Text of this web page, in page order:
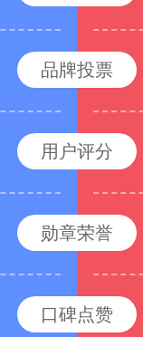
品牌投票
用户评分
勋章荣誉
口碑点赞